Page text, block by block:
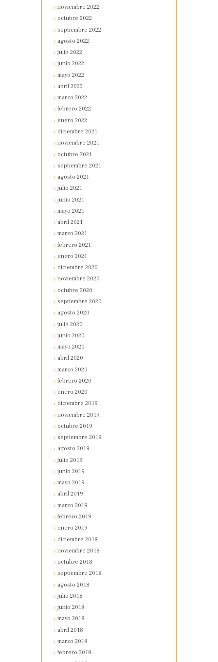
noviembre2022
octubre2022
septiembre2022
agosto2022
julio2022
junio2022
mayo2022
abril2022
marzo2022
febrero2022
enero2022
diciembre2021
noviembre2021
octubre2021
septiembre2021
agosto2021
julio2021
junio2021
mayo2021
abril2021
marzo2021
febrero2021
enero2021
diciembre2020
noviembre2020
octubre2020
septiembre2020
agosto2020
julio2020
junio2020
mayo2020
abril2020
marzo2020
febrero2020
enero2020
diciembre2019
noviembre2019
octubre2019
septiembre2019
agosto2019
julio2019
junio2019
mayo2019
abril2019
marzo2019
febrero2019
enero2019
diciembre2018
noviembre2018
octubre2018
septiembre2018
agosto2018
julio2018
junio2018
mayo2018
abril2018
marzo2018
febrero2018